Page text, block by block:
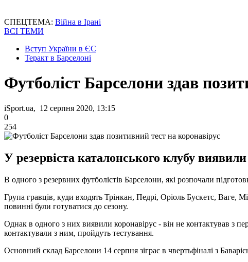
СПЕЦТЕМА: Війна в Ірані
ВСІ ТЕМИ
Вступ України в ЄС
Теракт в Барселоні
Футболіст Барселони здав
iSport.ua, 12 серпня 2020, 13:15
0
254
У резервіста каталонського клубу
В одного з резервних футболістів Барселони, які розпочали
Група гравців, куди входять Трінкан, Педрі, Оріоль Бускетс,
повинні були готуватися до сезону.
Однак в одного з них виявили коронавірус - він не контактував з
контактували з ним, пройдуть тестування.
Основний склад Барселони 14 серпня зіграє в чвертьфіналі з